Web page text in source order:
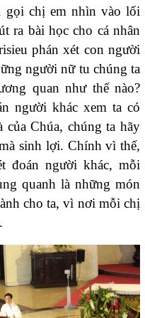
gọi chị em nhìn vào lối
ra bài học cho cá nhân
phán xét con người
người nữ tu chúng ta
quan như thế nào?
người khác xem ta có
Chúa, chúng ta hãy
sinh lợi. Chính vì thế,
đoán người khác, mỗi
quanh là những món
cho ta, vì nơi mỗi chị